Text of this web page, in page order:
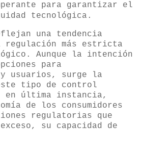
para garantizar el
tecnológica .
una tendencia
regulación más estricta
Aunque la intención
para
usuarios, surge la
tipo de control
en última instancia,
de los consumidores
regulatorias que
su capacidad de